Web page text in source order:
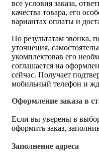
все условия заказа,
качества товара, его
вариантах оплаты и
По результатам звонка,
уточнения,
укомплектовав его
соглашается на
сейчас. Получает
мобильный телефон и
Оформление заказа в
Если вы уверены в
оформить заказ,
Заполнение адреса